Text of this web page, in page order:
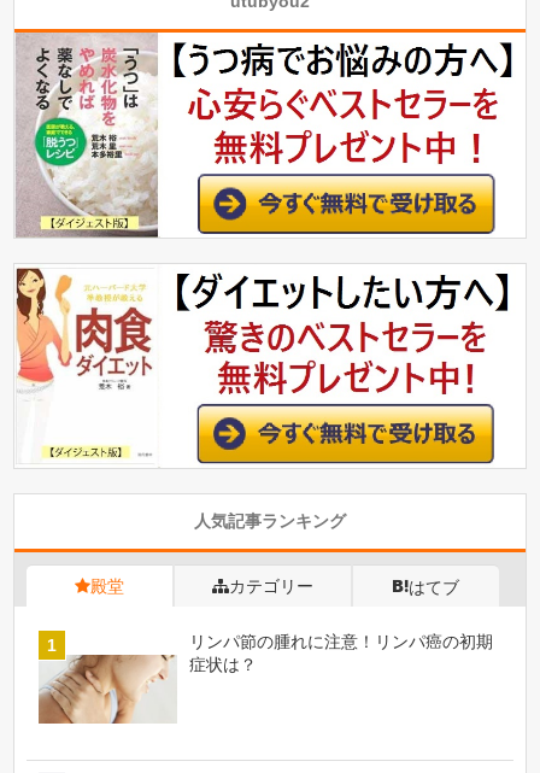
人気記事ランキング
殿堂 カテゴリー はてブ
リンパ節の腫れに注意！リンパ癌の初期
症状は？